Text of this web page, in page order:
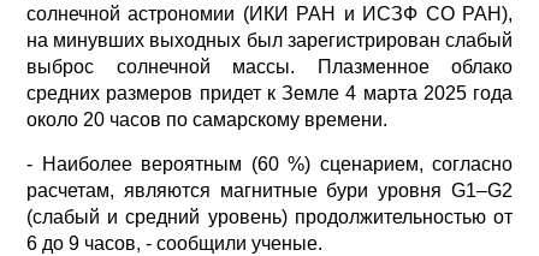
солнечной астрономии (ИКИ РАН и ИСЗФ СО РАН),
на минувших выходных был зарегистрирован слабый
выброс солнечной массы. Плазменное облако
средних размеров придет к Земле 4 марта 2025 года
около 20 часов по самарскому времени.
- Наиболее вероятным (60 %) сценарием, согласно
расчетам, являются магнитные бури уровня G1–G2
(слабый и средний уровень) продолжительностью от
6 до 9 часов, - сообщили ученые.